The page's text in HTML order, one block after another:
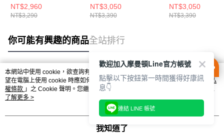
150066WMVMT
NT$2,960
NT$3,290
232713BKRD
NT$3,050
NT$3,390
232713NVBL
NT$3,050
NT$3,390
你可能有興趣的商品全站排行
熱門標籤
本網站中使用 cookie，欲查詢有關本網站使用 cookie 方式之詳情，及若您不希
望在電腦上使用 cookie 時應如何變更電腦的 cookie 設定，請參閱本網站「
隱私
權條款 」之 Cookie 聲明。您繼續使用本網站即表示您同意本公司得按本網站使
用條款之 Cookie 聲明使用 cookie。
了解更多 >
我知道了
歡迎加入摩曼頓Line官方帳號
點擊以下按鈕第一時間獲得好康訊
息👇
連結 LINE 帳號